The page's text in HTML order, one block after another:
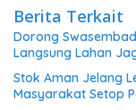
Berita Terkait
Dorong
Langsung Lahan
Stok Aman Jelang
Masyarakat Setop